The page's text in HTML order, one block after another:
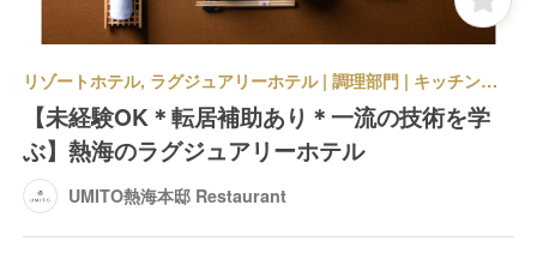
リゾートホテル, ラグジュアリーホテル | 調理部門 | キッチンスタッフ | UMITO熱海本邸 Restaurant
【未経験OK＊転居補助あり＊一流の技術を学
ぶ】熱海のラグジュアリーホテル
UMITO熱海本邸 Restaurant